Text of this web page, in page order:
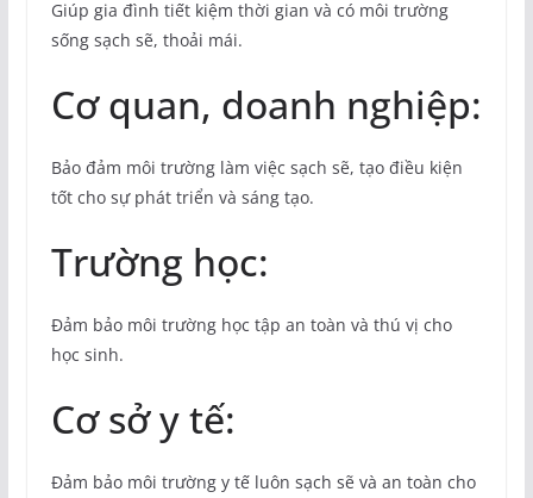
Giúp gia đình tiết kiệm thời gian và có môi trường
sống sạch sẽ, thoải mái.
Cơ quan, doanh nghiệp:
Bảo đảm môi trường làm việc sạch sẽ, tạo điều kiện
tốt cho sự phát triển và sáng tạo.
Trường học:
Đảm bảo môi trường học tập an toàn và thú vị cho
học sinh.
Cơ sở y tế:
Đảm bảo môi trường y tế luôn sạch sẽ và an toàn cho